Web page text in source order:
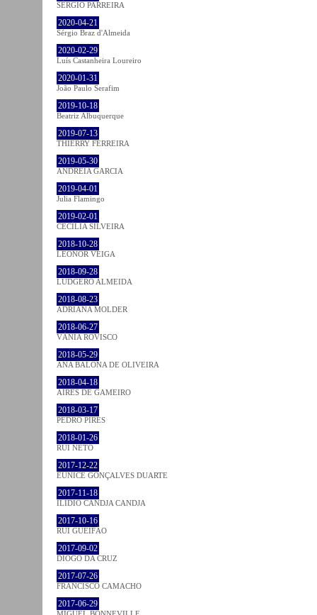
SÉRGIO PARREIRA
2020-04-21
Sérgio Braz d'Almeida
2020-02-29
Luís Castanheira Loureiro
2020-01-31
João Paulo Serafim
2019-10-18
Beatriz Albuquerque
2019-07-13
THIERRY FERREIRA
2019-05-30
ANDREIA GARCIA
2019-04-01
Julia Flamingo
2019-02-01
CECÍLIA SILVEIRA
2018-10-28
LEONOR VEIGA
2018-09-28
LUDGERO ALMEIDA
2018-08-23
ADRIANA MOLDER
2018-06-27
VÂNIA ROVISCO
2018-05-29
ANA BALONA DE OLIVEIRA
2018-04-18
AIRES DE GAMEIRO
2018-03-17
PEDRO PIRES
2018-01-26
RUI NETO
2017-12-22
EUNICE GONÇALVES DUARTE
2017-11-18
ILIDIO CANDJA CANDJA
2017-10-16
RUI GUEIFÃO
2017-09-02
DIOGO DA CRUZ
2017-07-26
FRANCISCO CAMACHO
2017-06-29